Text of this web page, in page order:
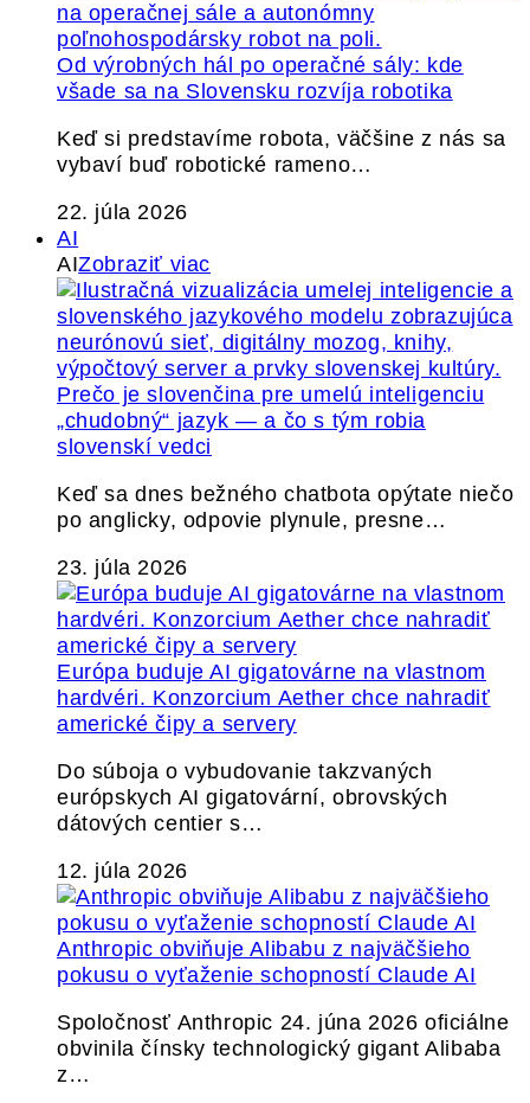
Od výrobných hál po operačné sály: kde
všade sa na Slovensku rozvíja robotika
Keď si predstavíme robota, väčšine z nás sa
vybaví buď robotické rameno…
22. júla 2026
AI
AIZobraziť viac
Prečo je slovenčina pre umelú inteligenciu
„chudobný“ jazyk — a čo s tým robia
slovenskí vedci
Keď sa dnes bežného chatbota opýtate niečo
po anglicky, odpovie plynule, presne…
23. júla 2026
Európa buduje AI gigatovárne na vlastnom
hardvéri. Konzorcium Aether chce nahradiť
americké čipy a servery
Do súboja o vybudovanie takzvaných
európskych AI gigatovární, obrovských
dátových centier s…
12. júla 2026
Anthropic obviňuje Alibabu z najväčšieho
pokusu o vyťaženie schopností Claude AI
Spoločnosť Anthropic 24. júna 2026 oficiálne
obvinila čínsky technologický gigant Alibaba
z…